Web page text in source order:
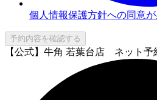
個人情報保護方針への同意
予約内容を確認する
【公式】牛角 若葉台店 ネット予